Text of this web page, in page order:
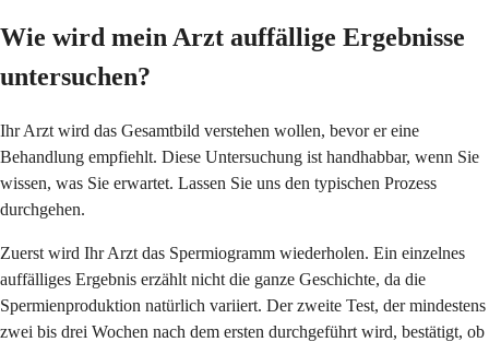
Wie wird mein Arzt auffällige Ergebnisse
untersuchen?
Ihr Arzt wird das Gesamtbild verstehen wollen, bevor er eine
Behandlung empfiehlt. Diese Untersuchung ist handhabbar, wenn Sie
wissen, was Sie erwartet. Lassen Sie uns den typischen Prozess
durchgehen.
Zuerst wird Ihr Arzt das Spermiogramm wiederholen. Ein einzelnes
auffälliges Ergebnis erzählt nicht die ganze Geschichte, da die
Spermienproduktion natürlich variiert. Der zweite Test, der mindestens
zwei bis drei Wochen nach dem ersten durchgeführt wird, bestätigt, ob